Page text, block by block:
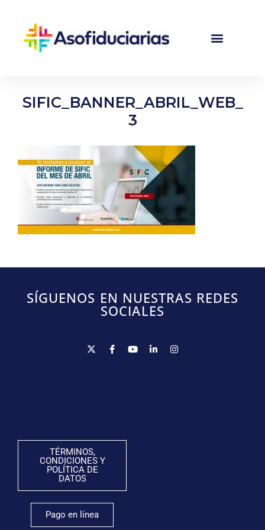
SIFIC_BANNER_ABRIL_WEB_
3
SÍGUENOS EN NUESTRAS REDES
SOCIALES
TÉRMINOS,
CONDICIONES Y
POLÍTICA DE
DATOS
Pago en línea